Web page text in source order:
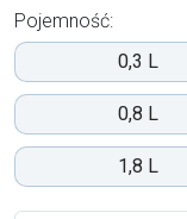
Pojemność:
0,3 L
0,8 L
1,8 L